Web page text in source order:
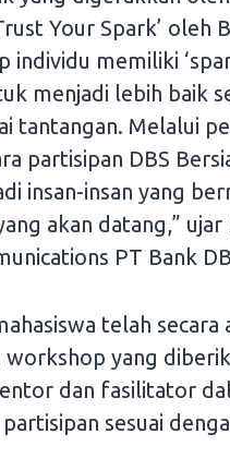
Your Spark’ oleh
individu memiliki
menjadi lebih baik
tantangan. Melalui
partisipan DBS
insan-insan yang
akan datang,”
PT Bank
telah
yang
dan fasilitator
sesuai